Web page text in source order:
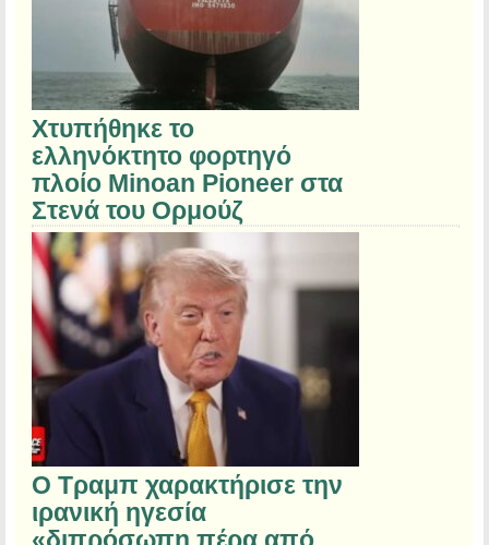
Χτυπήθηκε το
ελληνόκτητο φορτηγό
πλοίο Minoan Pioneer στα
Στενά του Ορμούζ
Ο Τραμπ χαρακτήρισε την
ιρανική ηγεσία